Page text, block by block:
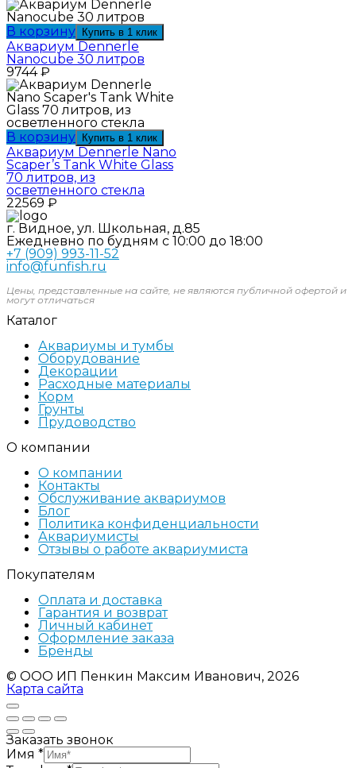
В корзину Купить в 1 клик
Аквариум Dennerle
Nanocube 30 литров
9744₽
В корзину Купить в 1 клик
Аквариум Dennerle Nano
Scaper’s Tank White Glass
70 литров, из
осветленного стекла
22569 ₽
г. Видное, ул. Школьная, д.85
Ежедневно по будням с 10:00 до 18:00
+7 (909) 993-11-52
info@funfish.ru
Цены, представленные на сайте, не являются публичной офертой и
могут отличаться
Каталог
Аквариумы и тумбы
Оборудование
Декорации
Расходные материалы
Корм
Грунты
Прудоводство
О компании
О компании
Контакты
Обслуживание аквариумов
Блог
Политика конфиденциальности
Аквариумисты
Отзывы о работе аквариумиста
Покупателям
Оплата и доставка
Гарантия и возврат
Личный кабинет
Оформление заказа
Бренды
© ООО ИП Пенкин Максим Иванович, 2026
Карта сайта
Заказать звонок
Имя *